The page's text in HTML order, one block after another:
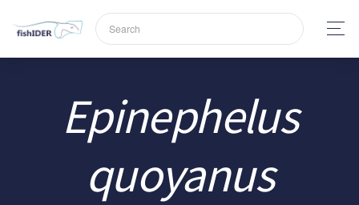
Epinephelus
quoyanus